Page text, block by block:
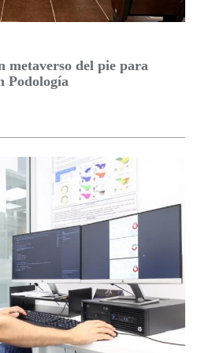
del pie para
Podología